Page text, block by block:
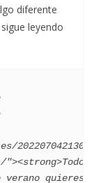
diferente
sigue leyendo
quieres